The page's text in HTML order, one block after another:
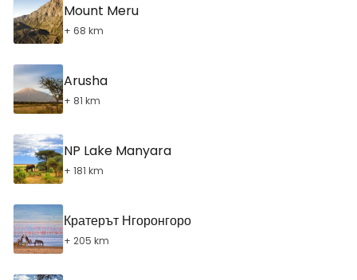
Mount Meru
+ 68 km
Arusha
+ 81 km
NP Lake Manyara
+ 181 km
Кратерът Нгоронгоро
+ 205 km